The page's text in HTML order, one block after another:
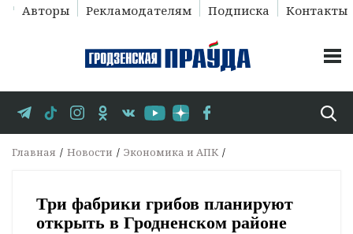
Авторы Рекламодателям Подписка Контакты
Главная Новости Экономика и АПК
Три фабрики грибов планируют
открыть в Гродненском районе